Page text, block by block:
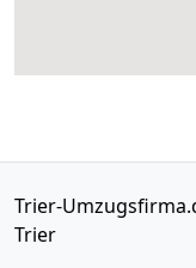
Trier-
Trier